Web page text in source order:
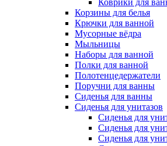
Коврики для
Корзины для белья
Крючки для ванной
Мусорные вёдра
Мыльницы
Наборы для ванной
Полки для ванной
Полотенцедержатели
Поручни для ванны
Сиденья для ванны
Сиденья для унитазов
Сиденья для
Сиденья для
Сиденья для